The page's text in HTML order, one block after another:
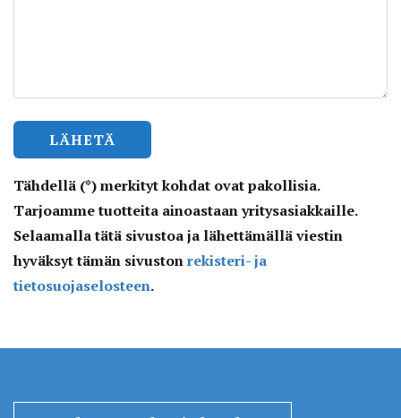
Tähdellä (*) merkityt kohdat ovat pakollisia.
Tarjoamme tuotteita ainoastaan yritysasiakkaille.
Selaamalla tätä sivustoa ja lähettämällä viestin
hyväksyt tämän sivustonrekisteri- ja
tietosuojaselosteen.